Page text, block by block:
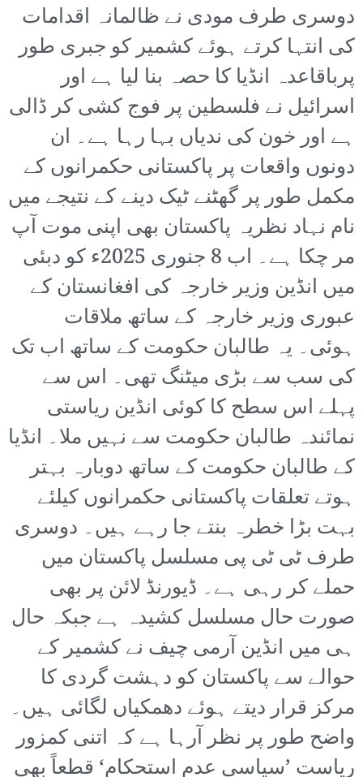
دوسری طرف مودی نے ظالمانہ اقدامات
کی انتہا کرتے ہوئے کشمیر کو جبری طور
پرباقاعدہ انڈیا کا حصہ بنا لیا ہے اور
اسرائیل نے فلسطین پر فوج کشی کر ڈالی
ہے اور خون کی ندیاں بہا رہا ہے۔ ان
دونوں واقعات پر پاکستانی حکمرانوں کے
مکمل طور پر گھٹنے ٹیک دینے کے نتیجے میں
نام نہاد نظریہ پاکستان بھی اپنی موت آپ
مر چکا ہے۔ اب 8 جنوری 2025ء کو دبئی
میں انڈین وزیر خارجہ کی افغانستان کے
عبوری وزیر خارجہ کے ساتھ ملاقات
ہوئی۔ یہ طالبان حکومت کے ساتھ اب تک
کی سب سے بڑی میٹنگ تھی۔ اس سے
پہلے اس سطح کا کوئی انڈین ریاستی
نمائندہ طالبان حکومت سے نہیں ملا۔ انڈیا
کے طالبان حکومت کے ساتھ دوبارہ بہتر
ہوتے تعلقات پاکستانی حکمرانوں کیلئے
بہت بڑا خطرہ بنتے جا رہے ہیں۔ دوسری
طرف ٹی ٹی پی مسلسل پاکستان میں
حملے کر رہی ہے۔ ڈیورنڈ لائن پر بھی
صورت حال مسلسل کشیدہ ہے جبکہ حال
ہی میں انڈین آرمی چیف نے کشمیر کے
حوالے سے پاکستان کو دہشت گردی کا
مرکز قرار دیتے ہوئے دھمکیاں لگائی ہیں۔
واضح طور پر نظر آرہا ہے کہ اتنی کمزور
ریاست ’سیاسی عدم استحکام‘ قطعاً بھی